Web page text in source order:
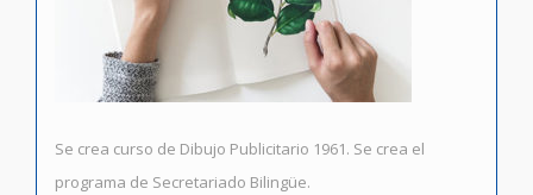
Se crea curso de Dibujo Publicitario 1961. Se crea el
programa de Secretariado Bilingüe.